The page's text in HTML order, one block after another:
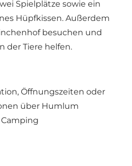
Spielplätze sowie ein
Hüpfkissen. Außerdem
besuchen und
der Tiere helfen.
Öffnungszeiten oder
über Humlum